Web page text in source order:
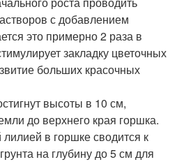
с добавлением
это примерно 2 раза в
закладку цветочных
больших красочных
высоты в 10 см,
до верхнего края горшка.
в горшке сводится к
на глубину до 5 см для